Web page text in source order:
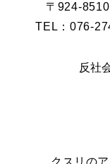
〒924-
TEL：076-
反社
クスリの